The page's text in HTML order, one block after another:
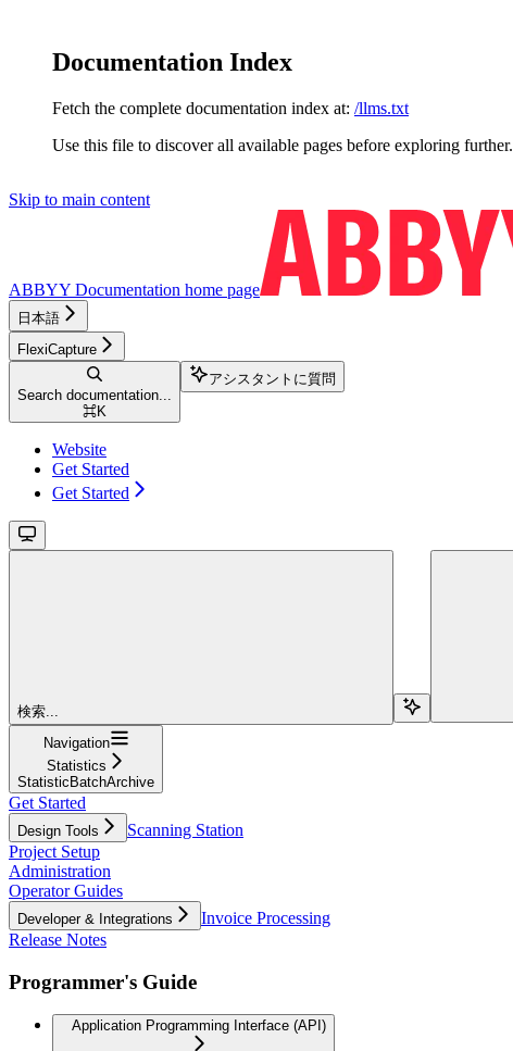
Documentation Index
Fetch the complete documentation index at: /llms.txt
Use this file to discover all available pages before exploring further.
Skip to main content
ABBYY Documentation home page
日本語
FlexiCapture
Search documentation...
⌘K
アシスタントに質問
Website
Get Started
Get Started
検索...
Navigation
Statistics
StatisticBatchArchive
Get Started
Design Tools
Scanning Station
Project Setup
Administration
Operator Guides
Developer & Integrations
Invoice Processing
Release Notes
Programmer's Guide
Application Programming Interface (API)